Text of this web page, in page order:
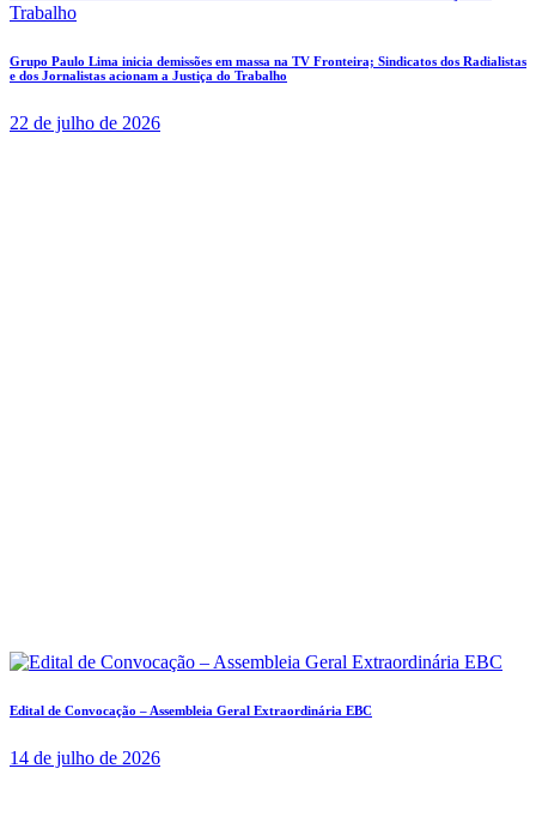
Grupo Paulo Lima inicia demissões em massa na TV Fronteira; Sindicatos dos Radialistas
e dos Jornalistas acionam a Justiça do Trabalho
22 de julho de 2026
Edital de Convocação – Assembleia Geral Extraordinária EBC
14 de julho de 2026